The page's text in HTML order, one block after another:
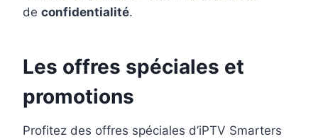
de confidentialité.
Les offres spéciales et
promotions
Profitez des offres spéciales d’iPTV Smarters